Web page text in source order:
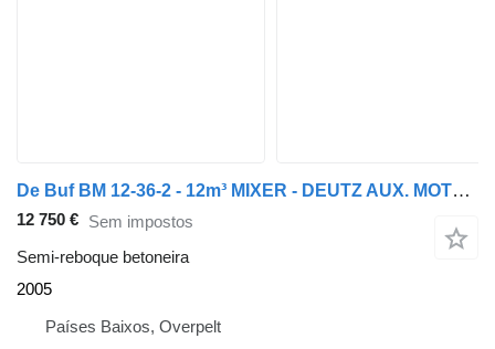
De Buf BM 12-36-2 - 12m³ MIXER - DEUTZ AUX. MOTOR - BPW AXLES - ALU WHE
12 750 € Sem impostos
Semi-reboque betoneira
2005
Países Baixos, Overpelt